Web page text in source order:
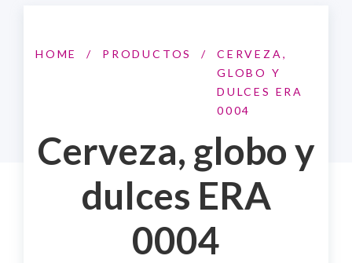
HOME / PRODUCTOS /
CERVEZA,
GLOBO Y
DULCES ERA
0004
Cerveza, globo y
dulces ERA
0004